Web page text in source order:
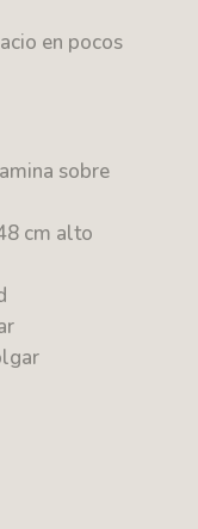
en pocos
sobre
cm alto